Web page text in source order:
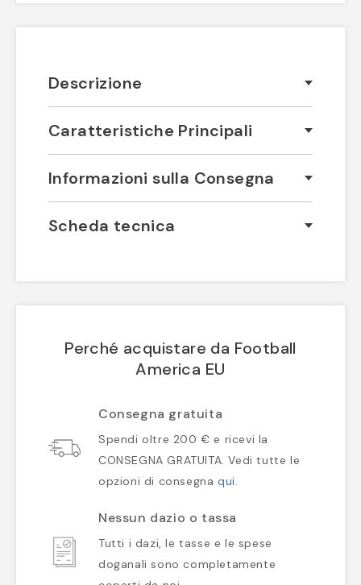
Descrizione
Caratteristiche Principali
Informazioni sulla Consegna
Scheda tecnica
Perché acquistare da Football
America EU
Consegna gratuita
Spendi oltre 200 € e ricevi la
CONSEGNA GRATUITA. Vedi tutte le
opzioni di consegna qui.
Nessun dazio o tassa
Tutti i dazi, le tasse e le spese
doganali sono completamente